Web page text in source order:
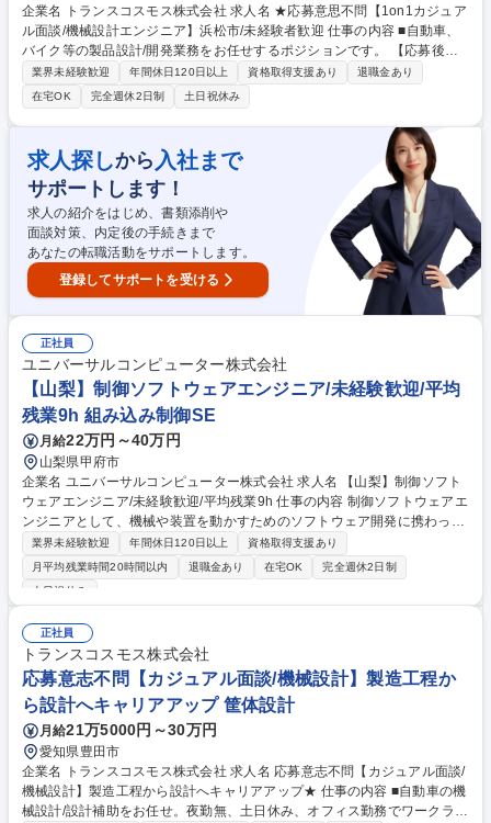
企業名 トランスコスモス株式会社 求人名 ★応募意思不問【1on1カジュア
ル面談/機械設計エンジニア】浜松市/未経験者歓迎 仕事の内容 ■自動車、
バイク等の製品設計/開発業務をお任せするポジションです。 【応募後の
流れ】カジュアル面談→面談後に選考に進まれたいかの意思確認→面接→
内定 ■未経験からのキャリアチェンジ、年収やエンジニアとしての今後の
キャリアやスキル、市場価値など、様々な悩みや想いをお持ちのあなたに
「元エンジニア人事」がお話をお伺いします。【魅力】★誰もが知る大手
ナショナルクライアントと1次受けで直接取引 ★BPO業界最大手でお客様
企業多く、ご経験やお住まい、身に着けたいスキル、やりたいことを総合
的に考えた上での案件アサインが可能（業務内容の変更範囲）当社業務全
般 募集職種 ★応募意思不問【1on1カジュアル面談/機械設計エンジニア】
浜松市/未経験者歓迎
業界未経験歓迎 年間休日120日以上 資格取得支援あり
退職金あり
在宅OK
完全週休2日制 土日祝休み
求人探しから 入社まで
サポートします！
求人の紹介をはじめ、書類添削や
面談対策、内定後の手続きまで
あなたの転職活動をサポートします。
登録してサポートを受ける
正社員
ユニバーサルコンピューター株式会社
【山梨】制御ソフトウェアエンジニア/未経験歓迎/平均
残業9h 組み込み制御SE
月給22万円～40万円
山梨県甲府市
企業名 ユニバーサルコンピューター株式会社 求人名 【山梨】制御ソフト
ウェアエンジニア/未経験歓迎/平均残業9h 仕事の内容 制御ソフトウェアエ
ンジニアとして、機械や装置を動かすためのソフトウェア開発に携わって
頂きます。先輩社員が活躍しているプロジェクトへチームで参画するた
め、未経験の方でも安心してスタートできる環境です。 【入社後のフロ
ー】ご入社後半年間はプログラミング言語（C言語）と組込みソフトウェ
クトへ参画し、設計～プログラミング（開発）～テストまでの一連の工程
を担当いただきます。参画直後から設計業務にも携わり、まずは比較的簡
単な内容からスタートし、徐々に難易度の高い業務へとステップアップし
ていきます。 募集職種 【山梨】制御ソフトウェアエンジニア/未経験歓迎/
平均残業9h
業界未経験歓迎 年間休日120日以上
資格取得支援あり
月平均残業時間20時間以内
退職金あり 在宅OK
完全週休2日制
土日祝休み
正社員
トランスコスモス株式会社
応募意志不問【カジュアル面談/機械設計】製造工程か
ら設計へキャリアアップ 筐体設計
月給21万5000円～30万円
愛知県豊田市
企業名 トランスコスモス株式会社 求人名 応募意志不問【カジュアル面談/
機械設計】製造工程から設計へキャリアアップ★ 仕事の内容 ■自動車の機
械設計/設計補助をお任せ。夜勤無、土日休み、オフィス勤務でワークライ